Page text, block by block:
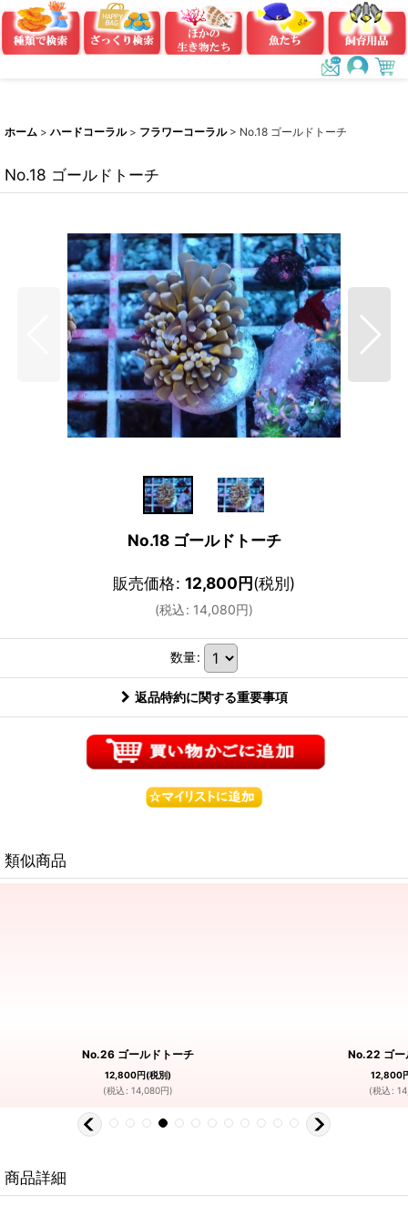
ホーム > ハードコーラル > フラワーコーラル > No.18 ゴールドトーチ
No.18 ゴールドトーチ
No.18 ゴールドトーチ
販売価格: 12,800円(税別)
(税込: 14,080円)
数量:
返品特約に関する重要事項
類似商品
No.26 ゴールドトーチ
12,800円(税別)
(税込 : 14,080円)
No.22 ゴー
12,800
(税込 :
商品詳細